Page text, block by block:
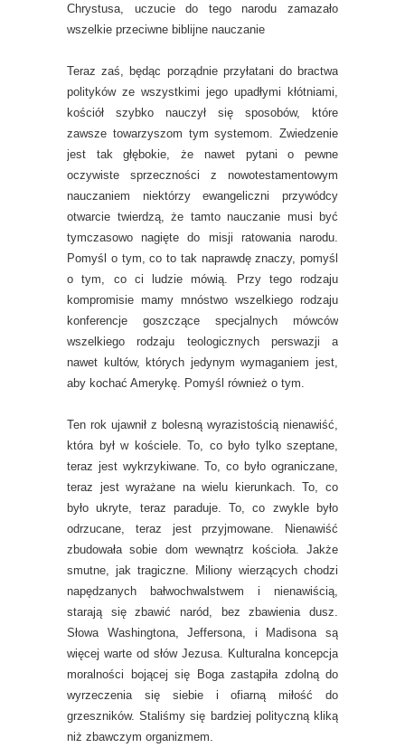
Chrystusa, uczucie do tego narodu zamazało
wszelkie przeciwne biblijne nauczanie
Teraz zaś, będąc porządnie przyłatani do bractwa
polityków ze wszystkimi jego upadłymi kłótniami,
kościół szybko nauczył się sposobów, które
zawsze towarzyszom tym systemom. Zwiedzenie
jest tak głębokie, że nawet pytani o pewne
oczywiste sprzeczności z nowotestamentowym
nauczaniem niektórzy ewangeliczni przywódcy
otwarcie twierdzą, że tamto nauczanie musi być
tymczasowo nagięte do misji ratowania narodu.
Pomyśl o tym, co to tak naprawdę znaczy, pomyśl
o tym, co ci ludzie mówią. Przy tego rodzaju
kompromisie mamy mnóstwo wszelkiego rodzaju
konferencje goszczące specjalnych mówców
wszelkiego rodzaju teologicznych perswazji a
nawet kultów, których jedynym wymaganiem jest,
aby kochać Amerykę. Pomyśl również o tym.
Ten rok ujawnił z bolesną wyrazistością nienawiść,
która był w kościele. To, co było tylko szeptane,
teraz jest wykrzykiwane. To, co było ograniczane,
teraz jest wyrażane na wielu kierunkach. To, co
było ukryte, teraz paraduje. To, co zwykle było
odrzucane, teraz jest przyjmowane. Nienawiść
zbudowała sobie dom wewnątrz kościoła. Jakże
smutne, jak tragiczne. Miliony wierzących chodzi
napędzanych bałwochwalstwem i nienawiścią,
starają się zbawić naród, bez zbawienia dusz.
Słowa Washingtona, Jeffersona, i Madisona są
więcej warte od słów Jezusa. Kulturalna koncepcja
moralności bojącej się Boga zastąpiła zdolną do
wyrzeczenia się siebie i ofiarną miłość do
grzeszników. Staliśmy się bardziej polityczną kliką
niż zbawczym organizmem.